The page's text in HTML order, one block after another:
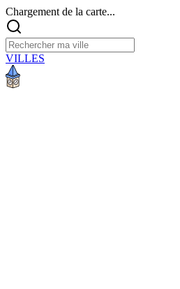
Chargement de la carte...
VILLES